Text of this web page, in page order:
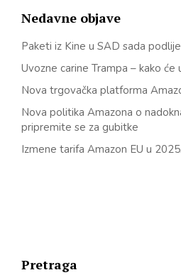
Nedavne objave
Paketi iz Kine u SAD sada
Uvozne carine Trampa – kako će
Nova trgovačka platforma
Nova politika Amazona o
pripremite se za gubitke
Izmene tarifa Amazon EU u
Pretraga